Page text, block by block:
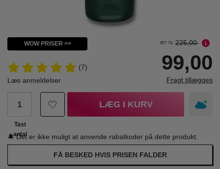
WOW PRISER >>
(7)
Læs anmeldelser
SET TIL 225,00
99,00
Fragt tillægges
Tast
antal
LÆG I KURV
🔔 Det er ikke muligt at anvende rabatkoder på dette produkt.
FÅ BESKED HVIS PRISEN FALDER